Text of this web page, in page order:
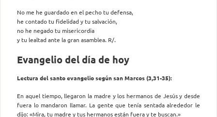
No me he guardado en el pecho tu defensa,
he contado tu fidelidad y tu salvación,
no he negado tu misericordia
y tu lealtad ante la gran asamblea. R/.
Evangelio del día de hoy
Lectura del santo evangelio según san Marcos (3,31-35):
En aquel tiempo, llegaron la madre y los hermanos de Jesús y desde
fuera lo mandaron llamar. La gente que tenía sentada alrededor le
dijo: «Mira, tu madre y tus hermanos están fuera y te buscan.»